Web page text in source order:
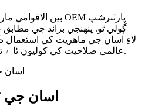
ڳولي ٿو. پنهنجي برانڊ جي
لاءِ اسان جي ماهريت کي استعمال
عالمي صلاحيت کي کوليون ٿا ۽ ترقي کي هلائيون ٿا.
اسان جي